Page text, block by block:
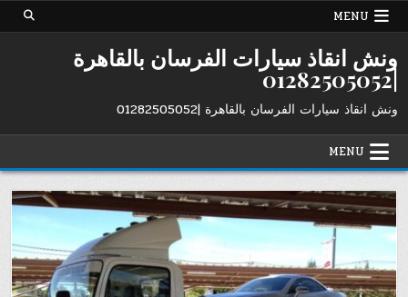
Skip
MENU
ونش انقاذ سيارات الفرسان بالقاهرة
|01282505052
ونش انقاذ سيارات الفرسان بالقاهرة |01282505052
MENU